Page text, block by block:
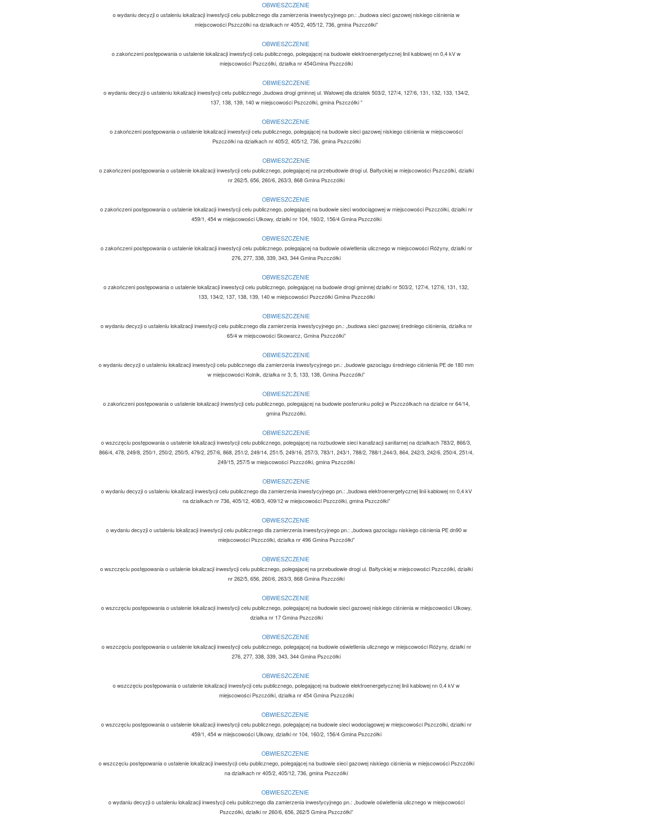
OBWIESZCZENIE
o wydaniu decyzji o ustaleniu lokalizacji inwestycji celu publicznego dla zamierzenia inwestycyjnego pn.: „budowa sieci gazowej niskiego ciśnienia w
miejscowości Pszczółki na działkach nr 405/2, 405/12, 736, gmina Pszczółki”
OBWIESZCZENIE
o zakończeni postępowania o ustalenie lokalizacji inwestycji celu publicznego, polegającej na budowie elektroenergetycznej linii kablowej nn 0,4 kV w
miejscowości Pszczółki, działka nr 454Gmina Pszczółki
OBWIESZCZENIE
o wydaniu decyzji o ustaleniu lokalizacji inwestycji celu publicznego „budowa drogi gminnej ul. Wałowej dla działek 503/2, 127/4, 127/6, 131, 132, 133, 134/2,
137, 138, 139, 140 w miejscowości Pszczółki, gmina Pszczółki ”
OBWIESZCZENIE
o zakończeni postępowania o ustalenie lokalizacji inwestycji celu publicznego, polegającej na budowie sieci gazowej niskiego ciśnienia w miejscowości
Pszczółki na działkach nr 405/2, 405/12, 736, gmina Pszczółki
OBWIESZCZENIE
o zakończeni postępowania o ustalenie lokalizacji inwestycji celu publicznego, polegającej na przebudowie drogi ul. Bałtyckiej w miejscowości Pszczółki, działki
nr 262/5, 656, 260/6, 263/3, 868 Gmina Pszczółki
OBWIESZCZENIE
o zakończeni postępowania o ustalenie lokalizacji inwestycji celu publicznego, polegającej na budowie sieci wodociągowej w miejscowości Pszczółki, działki nr
459/1, 454 w miejscowości Ulkowy, działki nr 104, 160/2, 156/4 Gmina Pszczółki
OBWIESZCZENIE
o zakończeni postępowania o ustalenie lokalizacji inwestycji celu publicznego, polegającej na budowie oświetlenia ulicznego w miejscowości Różyny, działki nr
276, 277, 338, 339, 343, 344 Gmina Pszczółki
OBWIESZCZENIE
o zakończeni postępowania o ustalenie lokalizacji inwestycji celu publicznego, polegającej na budowie drogi gminnej działki nr 503/2, 127/4, 127/6, 131, 132,
133, 134/2, 137, 138, 139, 140 w miejscowości Pszczółki Gmina Pszczółki
OBWIESZCZENIE
o wydaniu decyzji o ustaleniu lokalizacji inwestycji celu publicznego dla zamierzenia inwestycyjnego pn.: „budowa sieci gazowej średniego ciśnienia, działka nr
65/4 w miejscowości Skowarcz, Gmina Pszczółki”
OBWIESZCZENIE
o wydaniu decyzji o ustaleniu lokalizacji inwestycji celu publicznego dla zamierzenia inwestycyjnego pn.: „budowie gazociągu średniego ciśnienia PE de 180 mm
w miejscowości Kolnik, działka nr 3, 5, 133, 138, Gmina Pszczółki”
OBWIESZCZENIE
o zakończeni postępowania o ustalenie lokalizacji inwestycji celu publicznego, polegającej na budowie posterunku policji w Pszczółkach na działce nr 64/14,
gmina Pszczółki.
OBWIESZCZENIE
o wszczęciu postępowania o ustalenie lokalizacji inwestycji celu publicznego, polegającej na rozbudowie sieci kanalizacji sanitarnej na działkach 783/2, 866/3,
866/4, 478, 249/8, 250/1, 250/2, 250/5, 479/2, 257/6, 868, 251/2, 249/14, 251/5, 249/16, 257/3, 783/1, 243/1, 788/2, 788/1,244/3, 864, 242/3, 242/6, 250/4, 251/4,
249/15, 257/5 w miejscowości Pszczółki, gmina Pszczółki
OBWIESZCZENIE
o wydaniu decyzji o ustaleniu lokalizacji inwestycji celu publicznego dla zamierzenia inwestycyjnego pn.: „budowa elektroenergetycznej linii kablowej nn 0,4 kV
na działkach nr 736, 405/12, 408/3, 409/12 w miejscowości Pszczółki, gmina Pszczółki”
OBWIESZCZENIE
o wydaniu decyzji o ustaleniu lokalizacji inwestycji celu publicznego dla zamierzenia inwestycyjnego pn.: „budowa gazociągu niskiego ciśnienia PE dn90 w
miejscowości Pszczółki, działka nr 496 Gmina Pszczółki”
OBWIESZCZENIE
o wszczęciu postępowania o ustalenie lokalizacji inwestycji celu publicznego, polegającej na przebudowie drogi ul. Bałtyckiej w miejscowości Pszczółki, działki
nr 262/5, 656, 260/6, 263/3, 868 Gmina Pszczółki
OBWIESZCZENIE
o wszczęciu postępowania o ustalenie lokalizacji inwestycji celu publicznego, polegającej na budowie sieci gazowej niskiego ciśnienia w miejscowości Ulkowy,
działka nr 17 Gmina Pszczółki
OBWIESZCZENIE
o wszczęciu postępowania o ustalenie lokalizacji inwestycji celu publicznego, polegającej na budowie oświetlenia ulicznego w miejscowości Różyny, działki nr
276, 277, 338, 339, 343, 344 Gmina Pszczółki
OBWIESZCZENIE
o wszczęciu postępowania o ustalenie lokalizacji inwestycji celu publicznego, polegającej na budowie elektroenergetycznej linii kablowej nn 0,4 kV w
miejscowości Pszczółki, działka nr 454 Gmina Pszczółki
OBWIESZCZENIE
o wszczęciu postępowania o ustalenie lokalizacji inwestycji celu publicznego, polegającej na budowie sieci wodociągowej w miejscowości Pszczółki, działki nr
459/1, 454 w miejscowości Ulkowy, działki nr 104, 160/2, 156/4 Gmina Pszczółki
OBWIESZCZENIE
o wszczęciu postępowania o ustalenie lokalizacji inwestycji celu publicznego, polegającej na budowie sieci gazowej niskiego ciśnienia w miejscowości Pszczółki
na działkach nr 405/2, 405/12, 736, gmina Pszczółki
OBWIESZCZENIE
o wydaniu decyzji o ustaleniu lokalizacji inwestycji celu publicznego dla zamierzenia inwestycyjnego pn.: „budowie oświetlenia ulicznego w miejscowości
Pszczółki, działki nr 260/6, 656, 262/5 Gmina Pszczółki”